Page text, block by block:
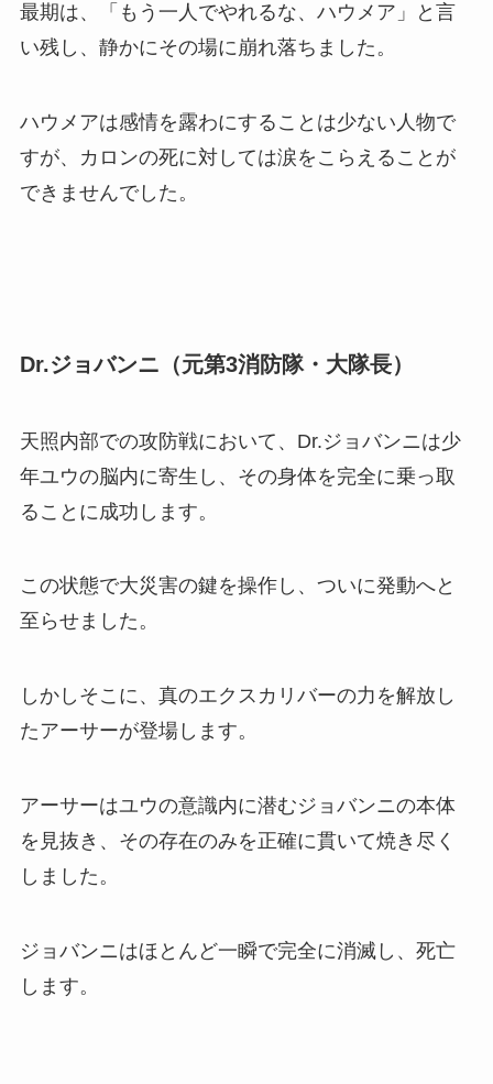
最期は、「もう一人でやれるな、ハウメア」と言
い残し、静かにその場に崩れ落ちました。
ハウメアは感情を露わにすることは少ない人物で
すが、カロンの死に対しては涙をこらえることが
できませんでした。
Dr.ジョバンニ（元第3消防隊・大隊長）
天照内部での攻防戦において、Dr.ジョバンニは少
年ユウの脳内に寄生し、その身体を完全に乗っ取
ることに成功します。
この状態で大災害の鍵を操作し、ついに発動へと
至らせました。
しかしそこに、真のエクスカリバーの力を解放し
たアーサーが登場します。
アーサーはユウの意識内に潜むジョバンニの本体
を見抜き、その存在のみを正確に貫いて焼き尽く
しました。
ジョバンニはほとんど一瞬で完全に消滅し、死亡
します。